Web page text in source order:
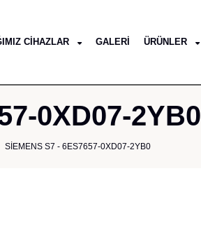
CIHAZLAR GALERI ÜRÜNLER
0XD07-2YB0
SIEMENS S7 - 6ES7657-0XD07-2YB0